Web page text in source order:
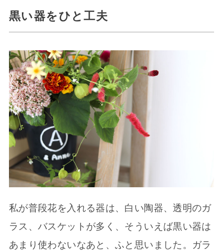
黒い器をひと工夫
私が普段花を入れる器は、白い陶器、透明のガ
ラス、バスケットが多く、そういえば黒い器は
あまり使わないなあと、ふと思いました。ガラ